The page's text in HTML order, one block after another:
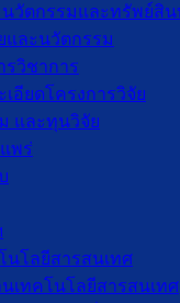
นวัตกรรมและทรัพย์สิ
และนวัตกรรม
รวิชาการ
เอียดโครงการวิจัย
และทุนวิจัย
พร่
นโลยีสารสนเทศ
เทคโนโลยีสารสนเทศ